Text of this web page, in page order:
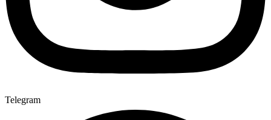
Telegram